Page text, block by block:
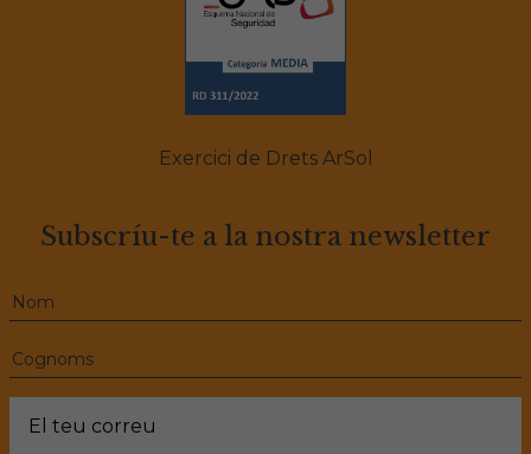
Exercici de Drets ArSol
Subscríu-te a la nostra newsletter